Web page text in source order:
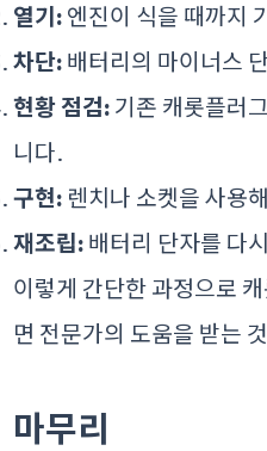
열기: 엔진이 식을 때까지
차단: 배터리의 마이너스
현황 점검: 기존 캐롯플러
니다.
구현: 렌치나 소켓을 사용
재조립: 배터리 단자를 다
이렇게 간단한 과정으로
면 전문가의 도움을 받는
마무리